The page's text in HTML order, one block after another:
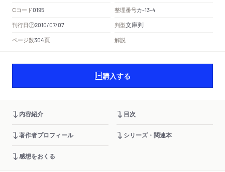
Cコード0195 整理番号カ-13-4
刊行日 2010/07/07 判型文庫判
ページ数304頁 解説
購入する
内容紹介 目次
著作者プロフィール シリーズ・関連本
感想をおくる